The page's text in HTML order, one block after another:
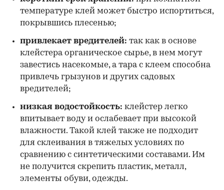
температуре клей может быстро испортиться,
покрывшись плесенью;
привлекает вредителей: так как в основе
клейстера органическое сырье, в нем могут
завестись насекомые, а тара с клеем способна
привлечь грызунов и других садовых
вредителей;
низкая водостойкость: клейстер легко
впитывает воду и ослабевает при высокой
влажности. Такой клей также не подходит
для склеивания в тяжелых условиях по
сравнению с синтетическими составами. Им
не получится скрепить пластик, металл,
элементы обуви, одежды.